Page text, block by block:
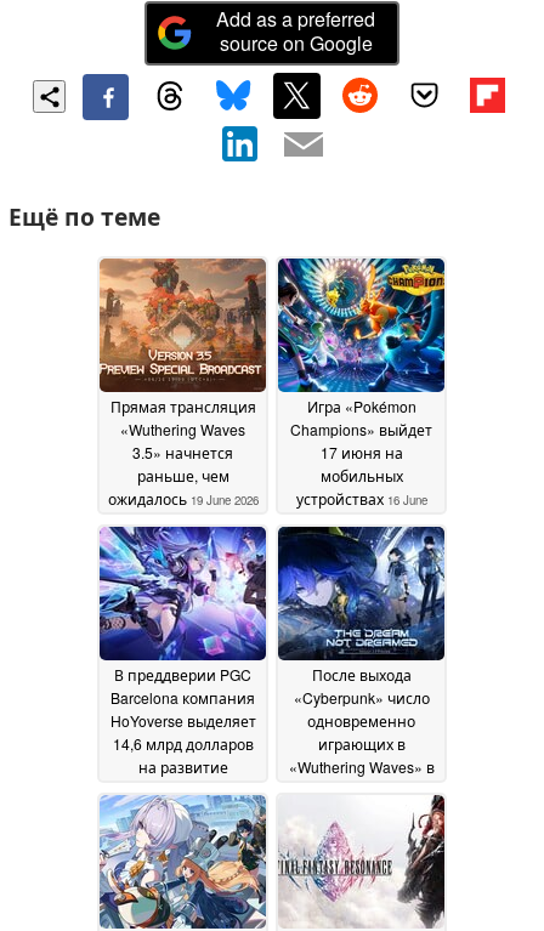
Add as a preferred
source on Google
Ещё по теме
Прямая трансляция
«Wuthering Waves
3.5» начнется
раньше, чем
ожидалось 19 June 2026
Игра «Pokémon
Champions» выйдет
17 июня на
мобильных
устройствах 16 June
2026
В преддверии PGC
Barcelona компания
HoYoverse выделяет
14,6 млрд долларов
на развитие
искусственного
интеллекта14 June
2026
После выхода
«Cyberpunk» число
одновременно
играющих в
«Wuthering Waves» в
Steam приблизилось
13 June 2026